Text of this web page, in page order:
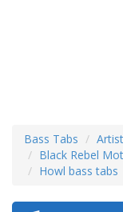
Bass Tabs
Black Rebel
Howl bass tabs